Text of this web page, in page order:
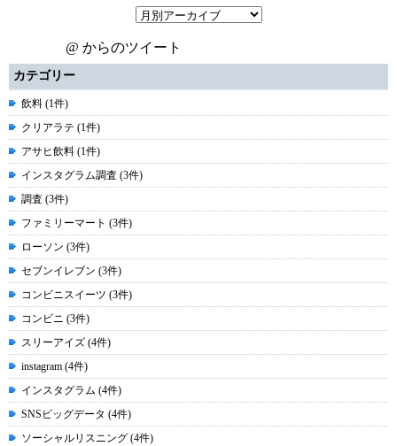
@ からのツイート
カテゴリー
飲料 (1件)
クリアラテ (1件)
アサヒ飲料 (1件)
インスタグラム調査 (3件)
調査 (3件)
ファミリーマート (3件)
ローソン (3件)
セブンイレブン (3件)
コンビニスイーツ (3件)
コンビニ (3件)
スリーアイズ (4件)
instagram (4件)
インスタグラム (4件)
SNSビッグデータ (4件)
ソーシャルリスニング (4件)